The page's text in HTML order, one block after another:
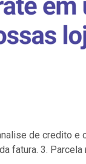
de credito e
fatura. 3. Parcela